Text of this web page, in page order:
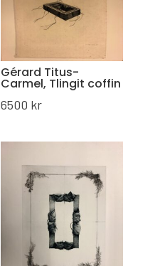
Gérard Titus-
Carmel, Tlingit coffin
6500 kr